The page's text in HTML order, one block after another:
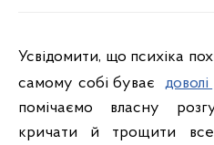
Усвідомити, що психіка
самому собі буває
доволі
помічаємо власну
кричати й трощити